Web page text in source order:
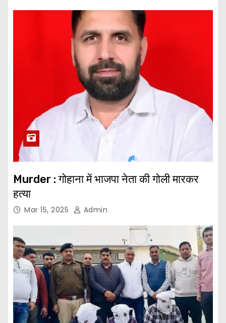
Murder : गोहाना में भाजपा नेता की गोली मारकर
हत्या
Mar 15, 2025 Admin